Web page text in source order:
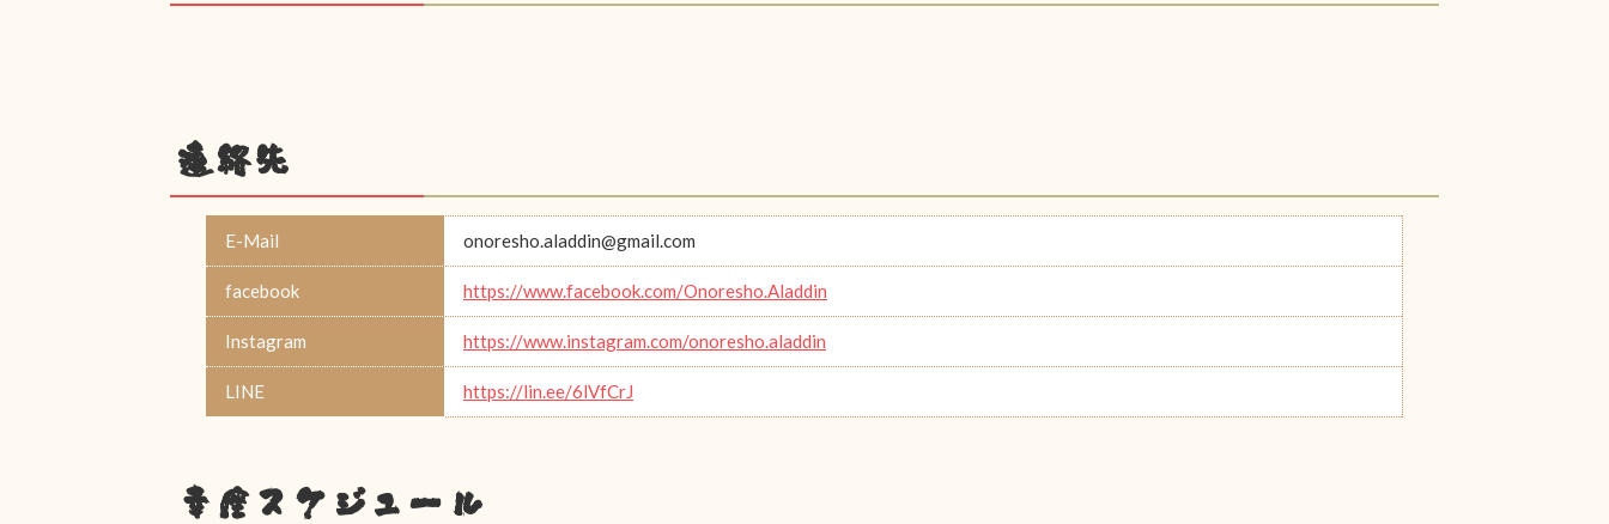
連絡先
E-Mail onoresho.aladdin@gmail.com
facebook https://www.facebook.com/Onoresho.Aladdin
Instagram https://www.instagram.com/onoresho.aladdin
LINE https://lin.ee/6lVfCrJ
幸座スケジュール